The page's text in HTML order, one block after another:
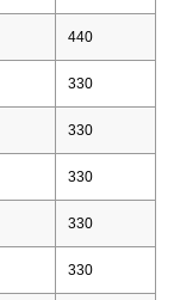
440
330
330
330
330
330